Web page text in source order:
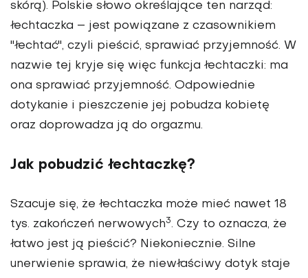
skórą). Polskie słowo określające ten narząd:
łechtaczka – jest powiązane z czasownikiem
"łechtać", czyli pieścić, sprawiać przyjemność. W
nazwie tej kryje się więc funkcja łechtaczki: ma
ona sprawiać przyjemność. Odpowiednie
dotykanie i pieszczenie jej pobudza kobietę
oraz doprowadza ją do orgazmu.
Jak pobudzić łechtaczkę?
Szacuje się, że łechtaczka może mieć nawet 18
tys. zakończeń nerwowych3. Czy to oznacza, że
łatwo jest ją pieścić? Niekoniecznie. Silne
unerwienie sprawia, że niewłaściwy dotyk staje